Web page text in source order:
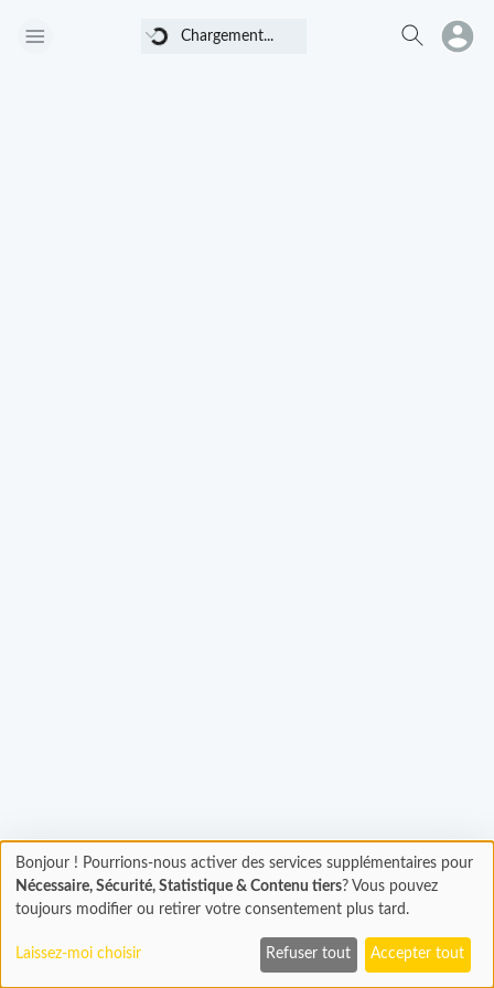
Chargement... Chargement...
Chargement
En cours...
Bonjour ! Pourrions-nous activer des services supplémentaires pour
Nécessaire, Sécurité, Statistique & Contenu tiers? Vous pouvez
toujours modifier ou retirer votre consentement plus tard.
Laissez-moi choisir Refuser tout Accepter tout